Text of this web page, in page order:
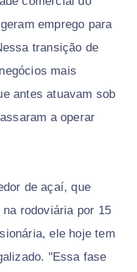
emprego para
transição de
mais
antes atuavam sob
a operar
de açaí, que
rodoviária por 15
ele hoje tem
"Essa fase